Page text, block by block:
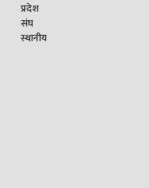
प्रदेश
संघ
स्थानीय